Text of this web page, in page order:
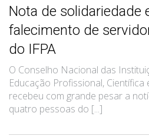
Nota de solidariedade
falecimento de
do IFPA
O Conselho Nacional das
Educação Profissional, Científica
recebeu com grande pesar a
quatro pessoas do [...]